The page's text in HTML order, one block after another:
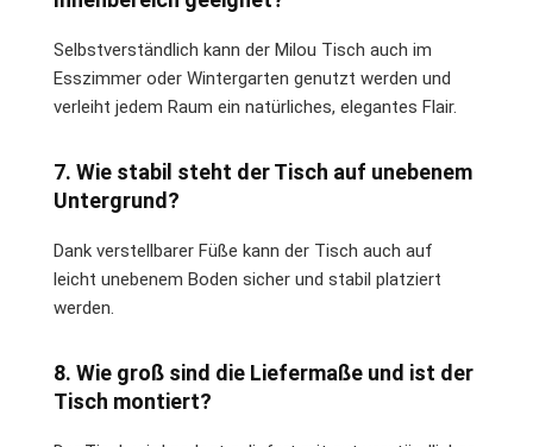
Selbstverständlich kann der Milou Tisch auch im
Esszimmer oder Wintergarten genutzt werden und
verleiht jedem Raum ein natürliches, elegantes Flair.
7. Wie stabil steht der Tisch auf unebenem
Untergrund?
Dank verstellbarer Füße kann der Tisch auch auf
leicht unebenem Boden sicher und stabil platziert
werden.
8. Wie groß sind die Liefermaße und ist der
Tisch montiert?